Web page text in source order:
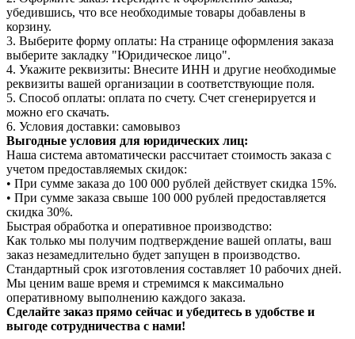
убедившись, что все необходимые товары добавлены в
корзину.
3. Выберите форму оплаты: На странице оформления заказа
выберите закладку "Юридическое лицо".
4. Укажите реквизиты: Внесите ИНН и другие необходимые
реквизиты вашей организации в соответствующие поля.
5. Способ оплаты: оплата по счету. Счет сгенерируется и
можно его скачать.
6. Условия доставки: самовывоз
Выгодные условия для юридических лиц:
Наша система автоматически рассчитает стоимость заказа с
учетом предоставляемых скидок:
• При сумме заказа до 100 000 рублей действует скидка 15%.
• При сумме заказа свыше 100 000 рублей предоставляется
скидка 30%.
Быстрая обработка и оперативное производство:
Как только мы получим подтверждение вашей оплаты, ваш
заказ незамедлительно будет запущен в производство.
Стандартный срок изготовления составляет 10 рабочих дней.
Мы ценим ваше время и стремимся к максимально
оперативному выполнению каждого заказа.
Сделайте заказ прямо сейчас и убедитесь в удобстве и
выгоде сотрудничества с нами!